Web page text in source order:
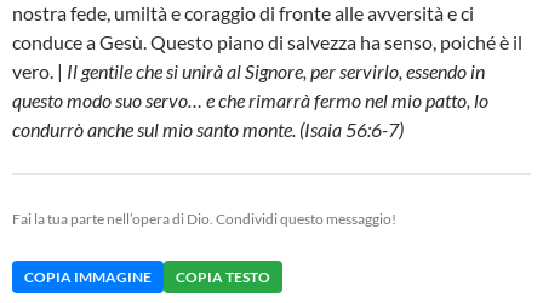
nostra fede, umiltà e coraggio di fronte alle avversità e ci
conduce a Gesù. Questo piano di salvezza ha senso, poiché è il
vero. | Il gentile che si unirà al Signore, per servirlo, essendo in
questo modo suo servo… e che rimarrà fermo nel mio patto, lo
condurrò anche sul mio santo monte. (Isaia 56:6-7)
Fai la tua parte nell’opera di Dio. Condividi questo messaggio!
COPIA IMMAGINE COPIA TESTO